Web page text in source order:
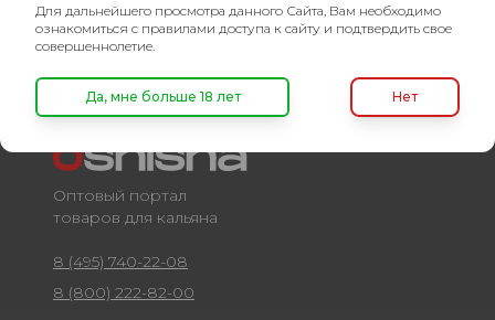
Оптовый портал
товаров для кальяна
8 (495) 740-22-08
8 (800) 222-82-00
Для дальнейшего просмотра данного Сайта, Вам необходимо
ознакомиться с правилами доступа к сайту и подтвердить свое
совершеннолетие.
Да, мне больше 18 лет Нет